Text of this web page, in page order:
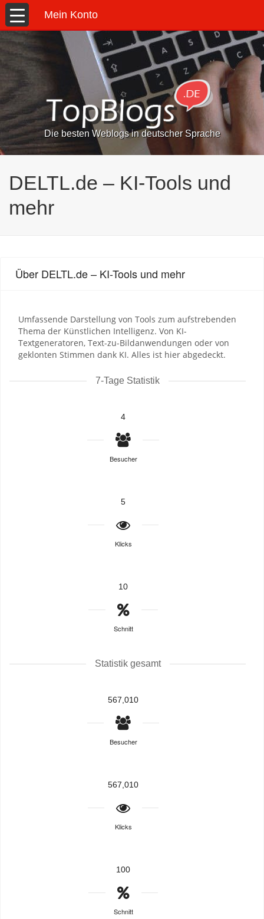
Mein Konto
Die besten Weblogs in deutscher Sprache
DELTL.de – KI-Tools und
mehr
Über DELTL.de – KI-Tools und mehr
Umfassende Darstellung von Tools zum aufstrebenden
Thema der Künstlichen Intelligenz. Von KI-
Textgeneratoren, Text-zu-Bildanwendungen oder von
geklonten Stimmen dank KI. Alles ist hier abgedeckt.
7-Tage Statistik
4
Besucher
5
Klicks
10
Schnitt
Statistik gesamt
567,010
Besucher
567,010
Klicks
100
Schnitt